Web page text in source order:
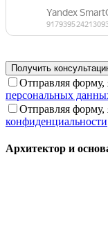
Отправляя форму,
персональных
Отправляя форму,
конфиденциальности
Архитектор и